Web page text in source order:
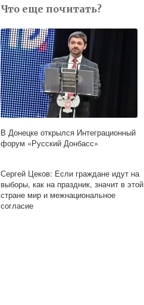
Что еще почитать?
В Донецке открылся Интеграционный
форум «Русский Донбасс»
Сергей Цеков: Если граждане идут на
выборы, как на праздник, значит в этой
стране мир и межнациональное
согласие